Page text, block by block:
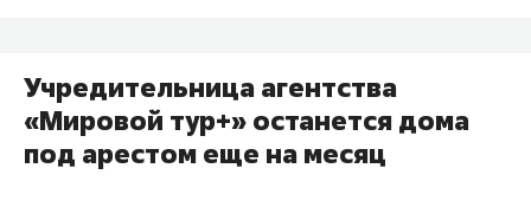
Учредительница агентства
«Мировой тур+» останется дома
под арестом еще на месяц